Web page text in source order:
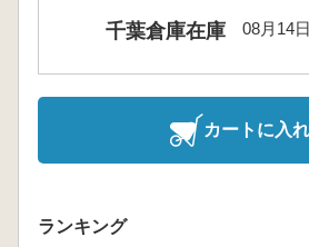
千葉倉庫在庫
08月14
カートに入
ランキング